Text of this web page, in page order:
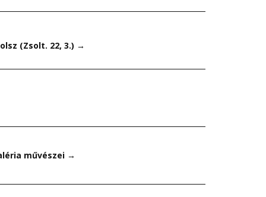
(Zsolt. 22, 3.) →
művészei →